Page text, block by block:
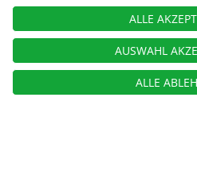
ALLE
AUSWAHL
ALLE
© Copyright 2026 Tooltraders